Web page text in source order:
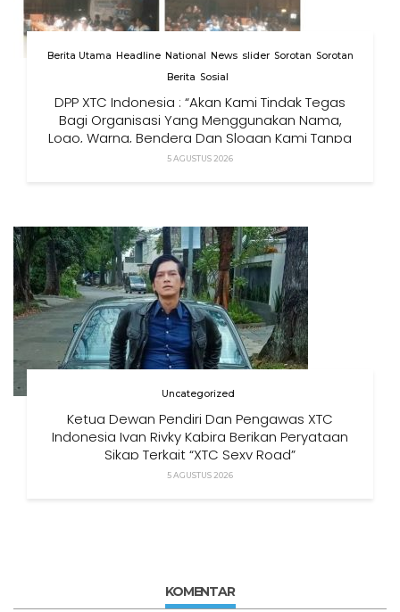
Berita Utama Headline National News slider Sorotan Sorotan
Berita Sosial
DPP XTC Indonesia : “Akan Kami Tindak Tegas
Bagi Organisasi Yang Menggunakan Nama,
Logo, Warna, Bendera Dan Slogan Kami Tanpa
Izin”
5 AGUSTUS 2026
Uncategorized
Ketua Dewan Pendiri Dan Pengawas XTC
Indonesia Ivan Rivky Kabira Berikan Peryataan
Sikap Terkait “XTC Sexy Road”
5 AGUSTUS 2026
KOMENTAR